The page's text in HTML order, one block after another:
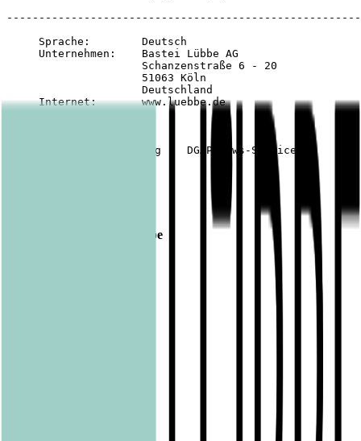
     Sprache:        Deutsch
     Unternehmen:    Bastei Lübbe AG
                     Schanzenstraße 6 - 20
                     51063 Köln
                     Deutschland
     Internet:       www.luebbe.de
Bastei Lübbe Verlagsgruppe